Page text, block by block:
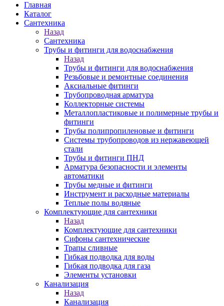
Главная
Каталог
Сантехника
Назад
Сантехника
Трубы и фитинги для водоснабжения
Назад
Трубы и фитинги для водоснабжения
Резьбовые и ремонтные соединения
Аксиальные фитинги
Трубопроводная арматура
Коллекторные системы
Металлопластиковые и полимерные трубы и
фитинги
Трубы полипропиленовые и фитинги
Системы трубопроводов из нержавеющей
стали
Трубы и фитинги ПНД
Арматура безопасности и элементы
автоматики
Трубы медные и фитинги
Инструмент и расходные материалы
Теплые полы водяные
Комплектующие для сантехники
Назад
Комплектующие для сантехники
Сифоны сантехнические
Трапы сливные
Гибкая подводка для воды
Гибкая подводка для газа
Элементы установки
Канализация
Назад
Канализация